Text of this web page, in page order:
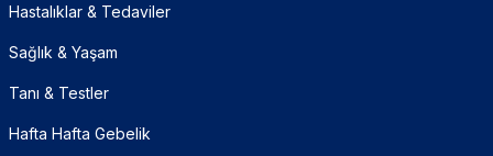
Hastalıklar & Tedaviler
Sağlık & Yaşam
Tanı & Testler
Hafta Hafta Gebelik